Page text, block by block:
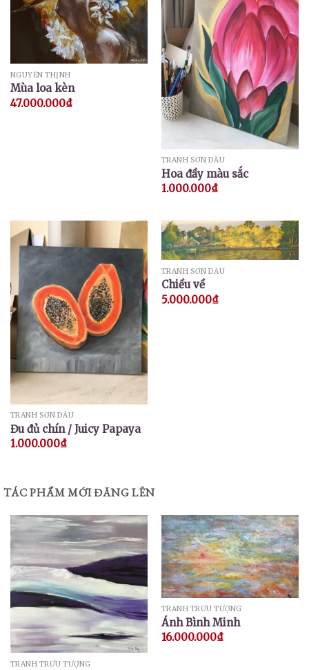
NGUYỄN THỊNH
Mùa loa kèn
47.000.000₫
TRANH SƠN DẦU
Hoa đầy màu sắc
1.000.000₫
TRANH SƠN DẦU
Đu đủ chín / Juicy Papaya
1.000.000₫
TRANH SƠN DẦU
Chiều về
5.000.000₫
TÁC PHẨM MỚI ĐĂNG LÊN
TRANH TRỪU TƯỢNG
TRANH TRỪU TƯỢNG
Ánh Bình Minh
16.000.000₫